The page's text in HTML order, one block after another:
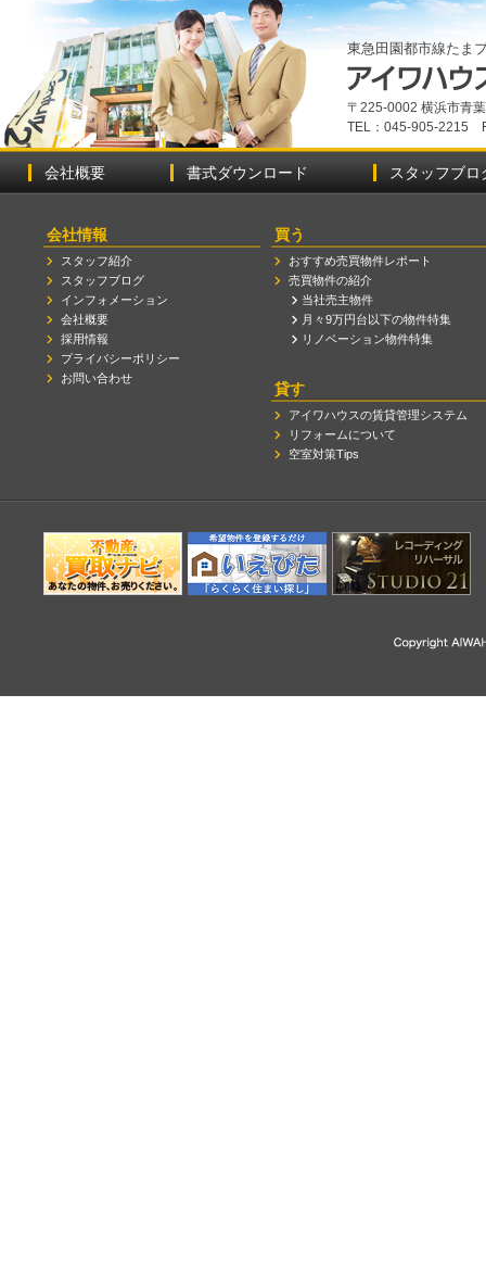
東急田園都市線たま
〒225-0002 横浜市青
TEL：045-905-2215
会社概要 書式ダウンロード スタッフブロ
会社情報
スタッフ紹介
スタッフブログ
インフォメーション
会社概要
採用情報
プライバシーポリシー
お問い合わせ
買う
おすすめ売買物件レポート
売買物件の紹介
当社売主物件
月々9万円台以下の物件特集
リノベーション物件特集
貸す
アイワハウスの賃貸管理システム
リフォームについて
空室対策Tips